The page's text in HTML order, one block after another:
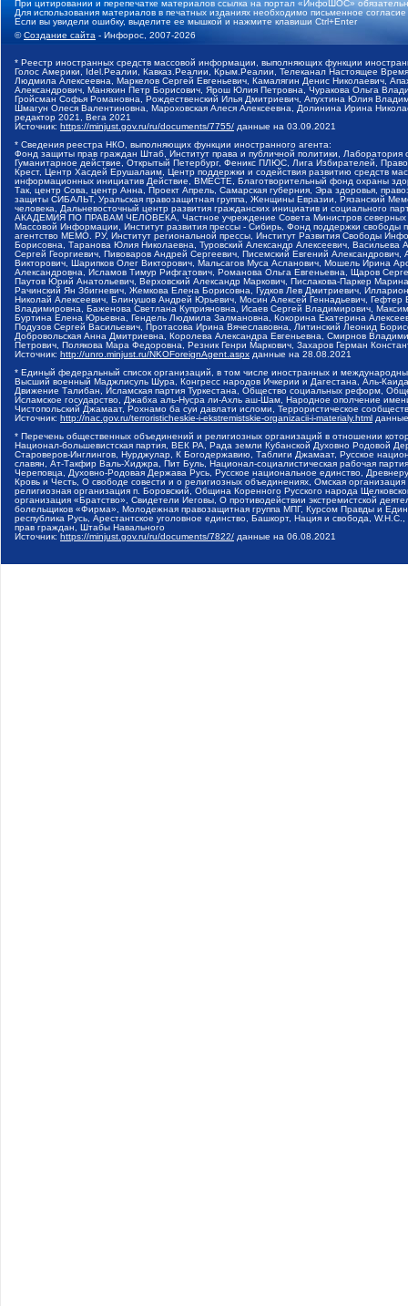
При цитировании и перепечатке материалов ссылка на портал «ИнфоШОС»
Для использования материалов в печатных изданиях необходимо письменное
Если вы увидели ошибку, выделите ее мышкой и нажмите клавиши Ctrl+Enter
©Создание сайта - Инфорос, 2007-2026
* Реестр иностранных средств массовой информации, выполняющих функции
Голос Америки, Idel.Реалии, Кавказ.Реалии, Крым.Реалии, Телеканал Настоящее
Людмила Алексеевна, Маркелов Сергей Евгеньевич, Камалягин Денис Николаевич,
Александрович, Маняхин Петр Борисович, Ярош Юлия Петровна, Чуракова Ольга
Гройсман Софья Романовна, Рождественский Илья Дмитриевич, Апухтина Юлия
Шмагун Олеся Валентиновна, Мароховская Алеся Алексеевна, Долинина Ирина
редактор 2021, Вега 2021
Источник: https://minjust.gov.ru/ru/documents/7755/ данные на 03.09.2021
* Сведения реестра НКО, выполняющих функции иностранного агента:
Фонд защиты прав граждан Штаб, Институт права и публичной политики,
Гуманитарное действие, Открытый Петербург, Феникс ПЛЮС, Лига Избирателей,
Крест, Центр Хасдей Ерушалаим, Центр поддержки и содействия развитию средств
информационных инициатив Действие, ВМЕСТЕ, Благотворительный фонд охраны
Так, центр Сова, центр Анна, Проект Апрель, Самарская губерния, Эра здоровья,
защиты СИБАЛЬТ, Уральская правозащитная группа, Женщины Евразии, Рязанский
человека, Дальневосточный центр развития гражданских инициатив и социального
АКАДЕМИЯ ПО ПРАВАМ ЧЕЛОВЕКА, Частное учреждение Совета Министров северных
Массовой Информации, Институт развития прессы - Сибирь, Фонд поддержки
агентство МЕМО. РУ, Институт региональной прессы, Институт Развития Свободы
Борисовна, Таранова Юлия Николаевна, Туровский Александр Алексеевич,
Сергей Георгиевич, Пивоваров Андрей Сергеевич, Писемский Евгений
Викторович, Шарипков Олег Викторович, Мальсагов Муса Асланович, Мошель Ирина
Александровна, Исламов Тимур Рифгатович, Романова Ольга Евгеньевна, Щаров
Паутов Юрий Анатольевич, Верховский Александр Маркович, Пислакова-Паркер
Рачинский Ян Збигневич, Жемкова Елена Борисовна, Гудков Лев Дмитриевич,
Николай Алексеевич, Блинушов Андрей Юрьевич, Мосин Алексей Геннадьевич,
Владимировна, Баженова Светлана Куприяновна, Исаев Сергей Владимирович,
Буртина Елена Юрьевна, Гендель Людмила Залмановна, Кокорина Екатерина
Подузов Сергей Васильевич, Протасова Ирина Вячеславовна, Литинский Леонид
Добровольская Анна Дмитриевна, Королева Александра Евгеньевна, Смирнов
Петрович, Полякова Мара Федоровна, Резник Генри Маркович, Захаров Герман
Источник: http://unro.minjust.ru/NKOForeignAgent.aspx данные на 28.08.2021
* Единый федеральный список организаций, в том числе иностранных и
Высший военный Маджлисуль Шура, Конгресс народов Ичкерии и Дагестана, Аль-
Движение Талибан, Исламская партия Туркестана, Общество социальных реформ,
Исламское государство, Джабха аль-Нусра ли-Ахль аш-Шам, Народное ополчение
Чистопольский Джамаат, Рохнамо ба суи давлати исломи, Террористическое
Источник: http://nac.gov.ru/terroristicheskie-i-ekstremistskie-organizacii-i-materialy.html
* Перечень общественных объединений и религиозных организаций в отношении
Национал-большевистская партия, ВЕК РА, Рада земли Кубанской Духовно Родовой
Староверов-Инглингов, Нурджулар, К Богодержавию, Таблиги Джамаат, Русское
славян, Ат-Такфир Валь-Хиджра, Пит Буль, Национал-социалистическая рабочая
Череповца, Духовно-Родовая Держава Русь, Русское национальное единство,
Кровь и Честь, О свободе совести и о религиозных объединениях, Омская
религиозная организация п. Боровский, Община Коренного Русского народа
организация «Братство», Свидетели Иеговы, О противодействии экстремистской
болельщиков «Фирма», Молодежная правозащитная группа МПГ, Курсом Правды и
республика Русь, Арестантское уголовное единство, Башкорт, Нация и свобода,
прав граждан, Штабы Навального
Источник: https://minjust.gov.ru/ru/documents/7822/ данные на 06.08.2021